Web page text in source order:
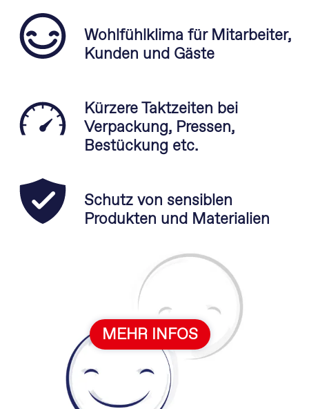
MEHR INFOS
Wohlfühlklima für Mitarbeiter,
Kunden und Gäste
Kürzere Taktzeiten bei
Verpackung, Pressen,
Bestückung etc.
Schutz von sensiblen
Produkten und Materialien